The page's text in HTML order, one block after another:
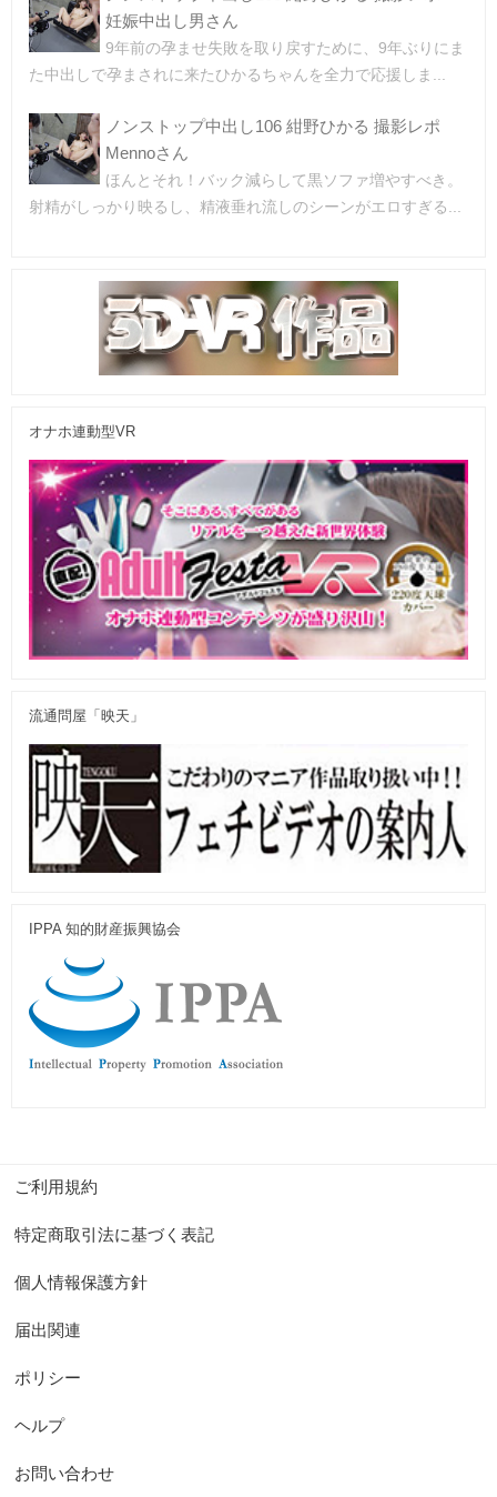
妊娠中出し男さん
9年前の孕ませ失敗を取り戻すために、9年ぶりにま
た中出しで孕まされに来たひかるちゃんを全力で応援しま...
ノンストップ中出し106 紺野ひかる 撮影レポ
Mennoさん
ほんとそれ！バック減らして黒ソファ増やすべき。
射精がしっかり映るし、精液垂れ流しのシーンがエロすぎる...
オナホ連動型VR
流通問屋「映天」
IPPA 知的財産振興協会
ご利用規約
特定商取引法に基づく表記
個人情報保護方針
届出関連
ポリシー
ヘルプ
お問い合わせ